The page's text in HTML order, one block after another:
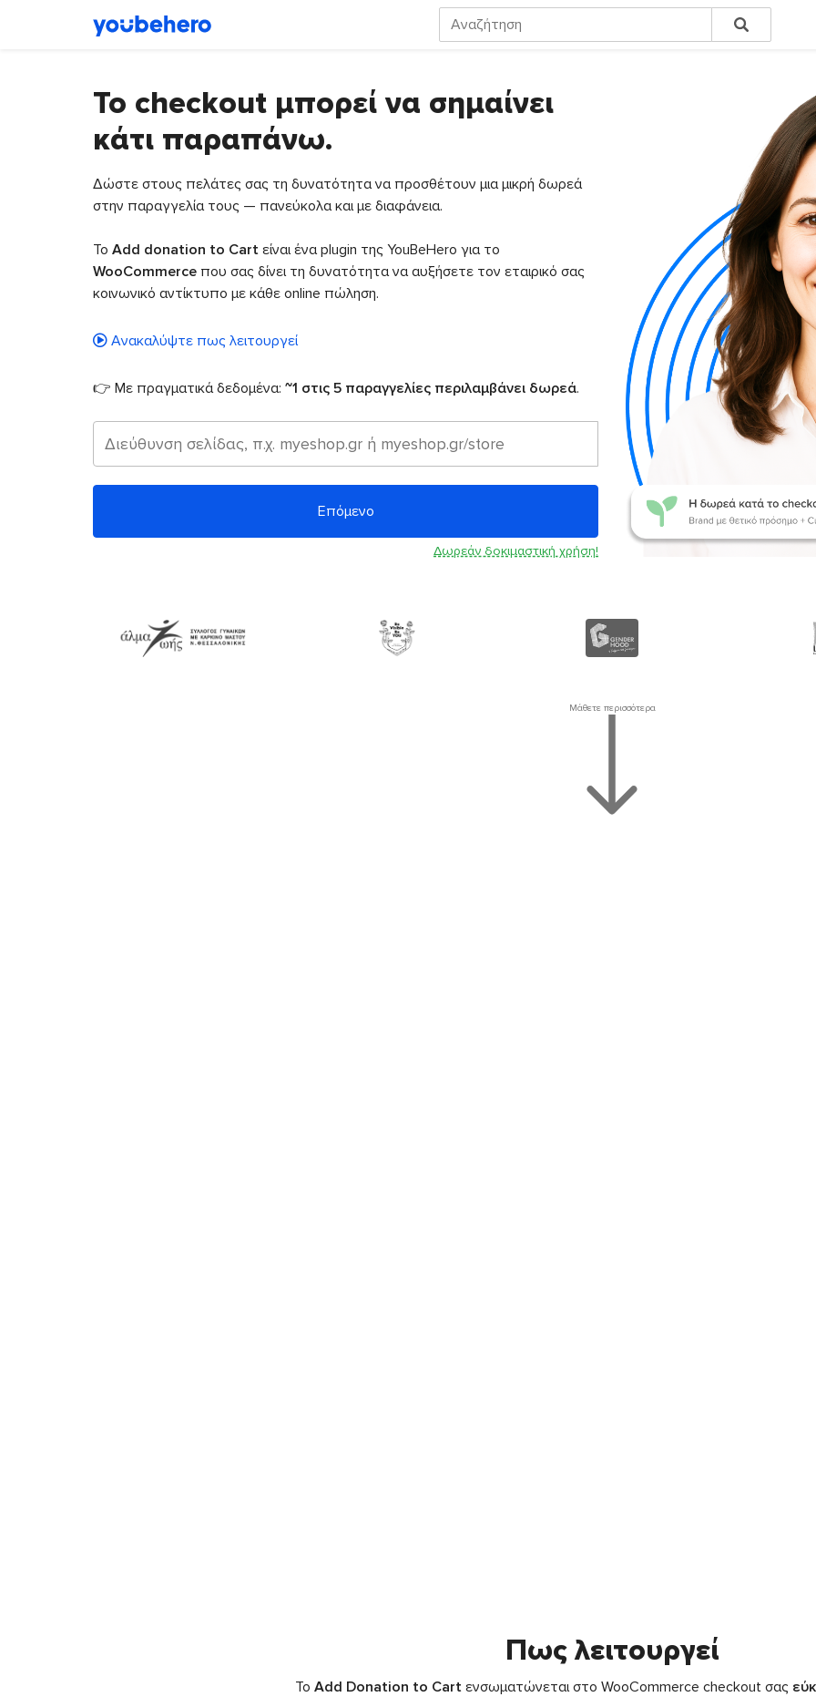
Το checkout μπορεί να σημαίνει
κάτι παραπάνω.
Δώστε στους πελάτες σας τη δυνατότητα να προσθέτουν μια μικρή δωρεά
στην παραγγελία τους — πανεύκολα και με διαφάνεια.
Το Add donation to Cart είναι ένα plugin της YouBeHero για το
WooCommerce που σας δίνει τη δυνατότητα να αυξήσετε τον εταιρικό σας
κοινωνικό αντίκτυπο με κάθε online πώληση.
Ανακαλύψτε πως λειτουργεί
👉 Με πραγματικά δεδομένα: ~1 στις 5 παραγγελίες περιλαμβάνει δωρεά.
Επόμενο
Δωρεάν δοκιμαστική χρήση!
Μάθετε περισσότερα
Πως λειτουργεί
Το Add Donation to Cart ενσωματώνεται στο WooCommerce checkout σας